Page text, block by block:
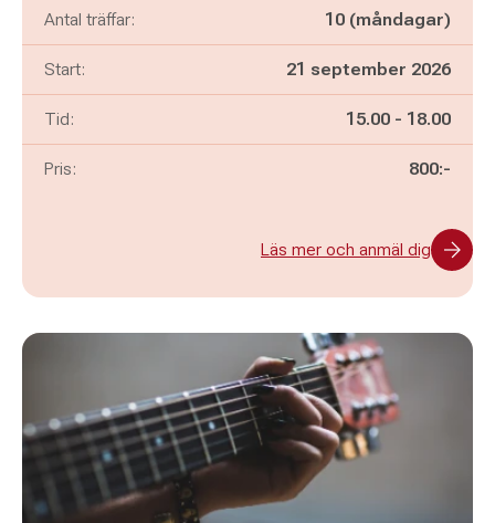
Antal träffar: 10 (måndagar)
Start: 21 september 2026
Tid: Pågår mellan
15.00 - och
18.00
Pris: 800:-
Läs mer och anmäl dig